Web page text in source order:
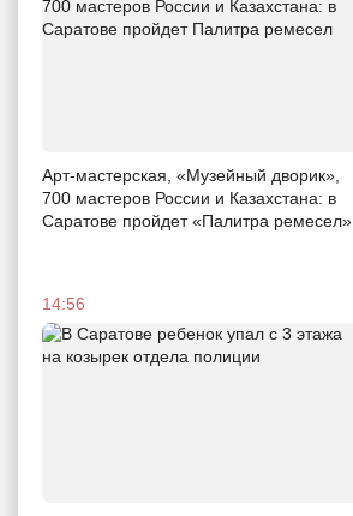
Арт-мастерская, «Музейный дворик»,
700 мастеров России и Казахстана: в
Саратове пройдет «Палитра ремесел»
14:56